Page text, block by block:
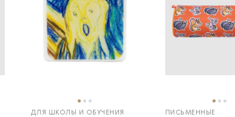
ДЛЯ ШКОЛЫ И ОБУЧЕНИЯ
ПИСЬМЕННЫЕ